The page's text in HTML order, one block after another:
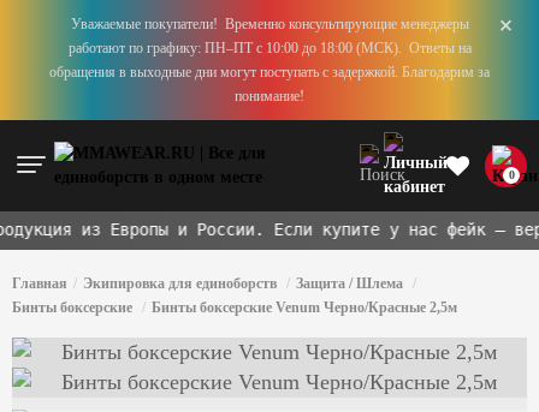
+
Уважаемые покупатели! Временно консультирующие менеджеры
работают по графику: ПН–ПТ с 10:00 до 18:00 (МСК). Ответы на
обращения в выходные дни могут поступать с задержкой. Благодарим за
понимание!
0
из Европы и России. Если купите у нас фейк —
Главная Экипировка для единоборств
Защита / Шлема
Бинты боксерские
Бинты боксерские Venum Черно/Красные 2,5м